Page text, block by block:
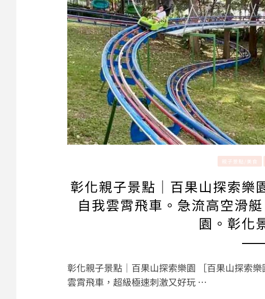
親子景點/美食
彰化親子景點｜百果山探索樂
自我雲霄飛車。急流高空滑
園。彰化
彰化親子景點｜百果山探索樂園 ［百果山探索
雲霄飛車，超級極速刺激又好玩 …